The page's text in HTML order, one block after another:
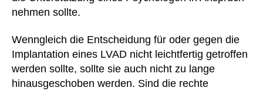
nehmen sollte.
Wenngleich die Entscheidung für oder gegen die
Implantation eines LVAD nicht leichtfertig getroffen
werden sollte, sollte sie auch nicht zu lange
hinausgeschoben werden. Sind die rechte